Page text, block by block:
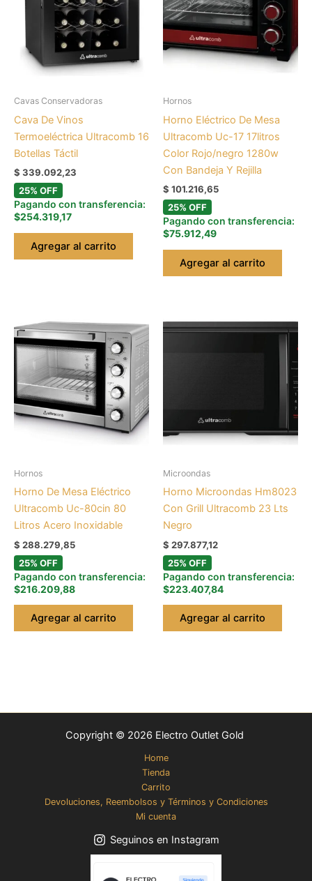
Cavas Conservadoras
Cava De Vinos
Termoeléctrica Ultracomb 16
Botellas Táctil
$ 339.092,23
25% OFF
Pagando con transferencia:
$254.319,17
Agregar al carrito
Hornos
Horno Eléctrico De Mesa
Ultracomb Uc-17 17litros
Color Rojo/negro 1280w
Con Bandeja Y Rejilla
$ 101.216,65
25% OFF
Pagando con transferencia:
$75.912,49
Agregar al carrito
Hornos
Horno De Mesa Eléctrico
Ultracomb Uc-80cin 80
Litros Acero Inoxidable
$ 288.279,85
25% OFF
Pagando con transferencia:
$216.209,88
Agregar al carrito
Microondas
Horno Microondas Hm8023
Con Grill Ultracomb 23 Lts
Negro
$ 297.877,12
25% OFF
Pagando con transferencia:
$223.407,84
Agregar al carrito
Copyright © 2026 Electro Outlet Gold
Home
Tienda
Carrito
Devoluciones, Reembolsos y Términos y Condiciones
Mi cuenta
Seguinos en Instagram